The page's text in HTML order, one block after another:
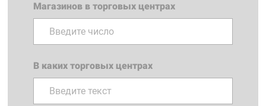
Магазинов в торговых центрах
В каких торговых центрах